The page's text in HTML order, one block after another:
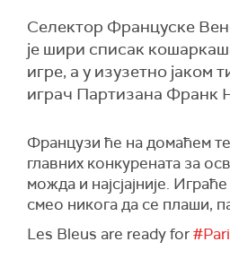
Селектор Француске
је шири списак
игре, а у изузетно јаком
играч Партизана Франк
Французи ће на домаћем
главних конкурената за
можда и најсјајније.
смео никога да се плаши,
Les Bleus are ready for